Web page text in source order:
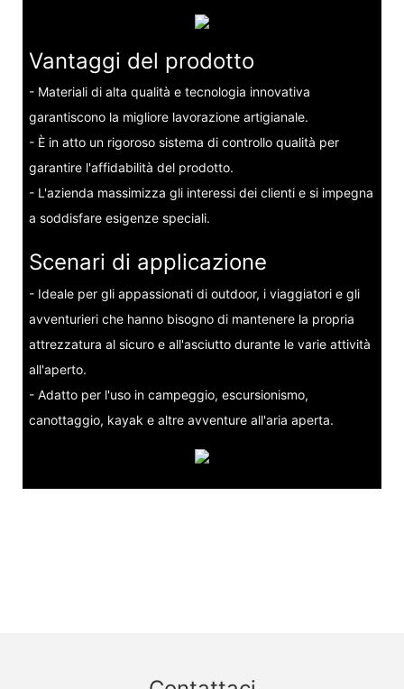
Vantaggi del prodotto
- Materiali di alta qualità e tecnologia innovativa
garantiscono la migliore lavorazione artigianale.
- È in atto un rigoroso sistema di controllo qualità per
garantire l'affidabilità del prodotto.
- L'azienda massimizza gli interessi dei clienti e si impegna
a soddisfare esigenze speciali.
Scenari di applicazione
- Ideale per gli appassionati di outdoor, i viaggiatori e gli
avventurieri che hanno bisogno di mantenere la propria
attrezzatura al sicuro e all'asciutto durante le varie attività
all'aperto.
- Adatto per l'uso in campeggio, escursionismo,
canottaggio, kayak e altre avventure all'aria aperta.